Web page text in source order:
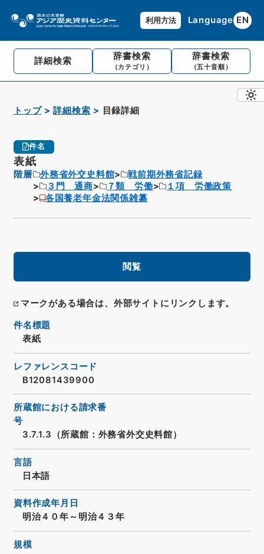
利用方法 Language EN
詳細検索 辞書検索
（カテゴリ）
辞書検索
（五十音順）
トップ 詳細検索 目録詳細
件名
表紙
階層 外務省外交史料館
戦前期外務省記録
３門 通商
７類 労働
１項 労働政策
各国養老年金法関係雑纂
閲覧
マークがある場合は、外部サイトにリンクします。
件名標題
表紙
レファレンスコード
B12081439900
所蔵館における請求番
号
3.7.1.3（所蔵館：外務省外交史料館）
言語
日本語
資料作成年月日
明治４０年～明治４３年
規模